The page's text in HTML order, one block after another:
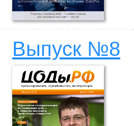
Выпуск №8